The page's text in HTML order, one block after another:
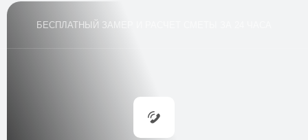
БЕСПЛАТНЫЙ ЗАМЕР И РАСЧЕТ СМЕТЫ ЗА 24 ЧАСА